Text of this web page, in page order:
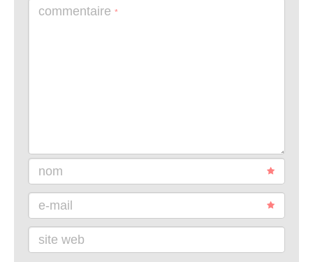
commentaire *
nom
e-mail
site web